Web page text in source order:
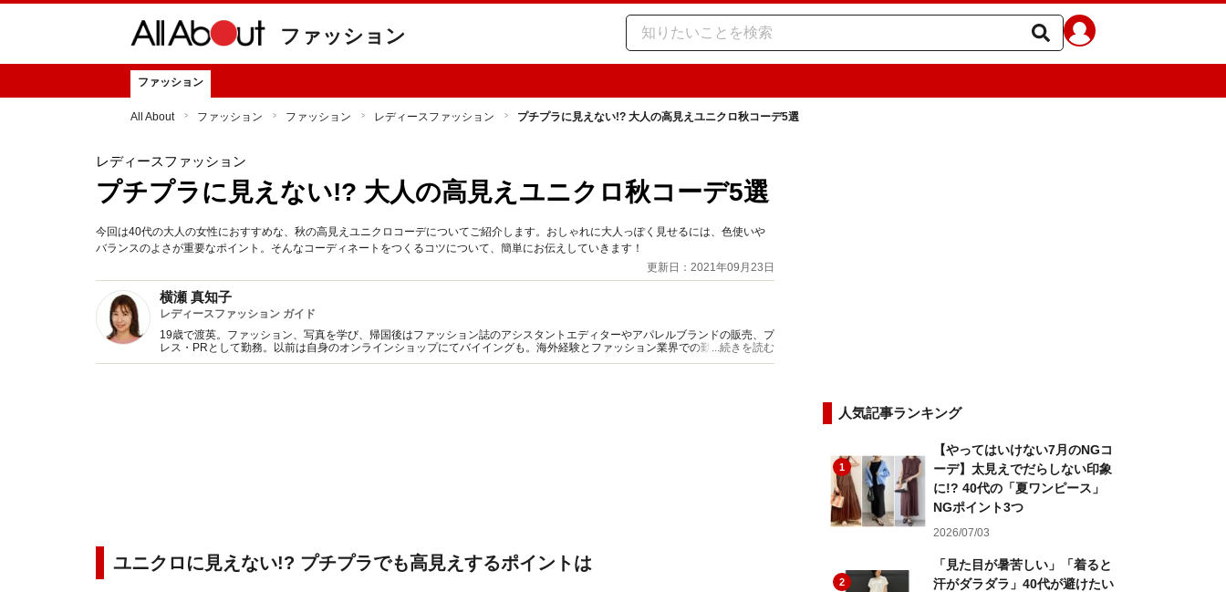
ファッション
ファッション
All About ファッション ファッション レディースファッション プチプラに見えない!? 大人の高見えユニクロ秋コーデ5選
レディースファッション
プチプラに見えない!? 大人の高見えユニクロ秋コーデ5選
今回は40代の大人の女性におすすめな、秋の高見えユニクロコーデについてご紹介します。おしゃれに大人っぽく見せるには、色使いや
バランスのよさが重要なポイント。そんなコーディネートをつくるコツについて、簡単にお伝えしていきます！
更新日：2021年09月23日
横瀬 真知子
レディースファッション ガイド
19歳で渡英。ファッション、写真を学び、帰国後はファッション誌のアシスタントエディターやアパレルブランドの販売、プ
レス・PRとして勤務。以前は自身のオンラインショップにてバイイングも。海外経験とファッション業界での勤務経験から
得た知識をもとに、フレッシュなファッション情報をご提供します。
...続きを読む
ユニクロに見えない!? プチプラでも高見えするポイントは
人気記事ランキング
1
【やってはいけない7月のNGコ
ーデ】太見えでだらしない印象
に!? 40代の「夏ワンピース」
NGポイント3つ
2026/07/03
2
「見た目が暑苦しい」「着ると
汗がダラダラ」40代が避けたい